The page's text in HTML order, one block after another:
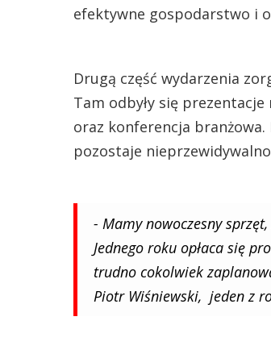
efektywne gospodarstwo i
Drugą część wydarzenia
Tam odbyły się
oraz konferencja
pozostaje
- Mamy nowoczesny
Jednego roku opłaca się
trudno cokolwiek
Piotr Wiśniewski, jeden z